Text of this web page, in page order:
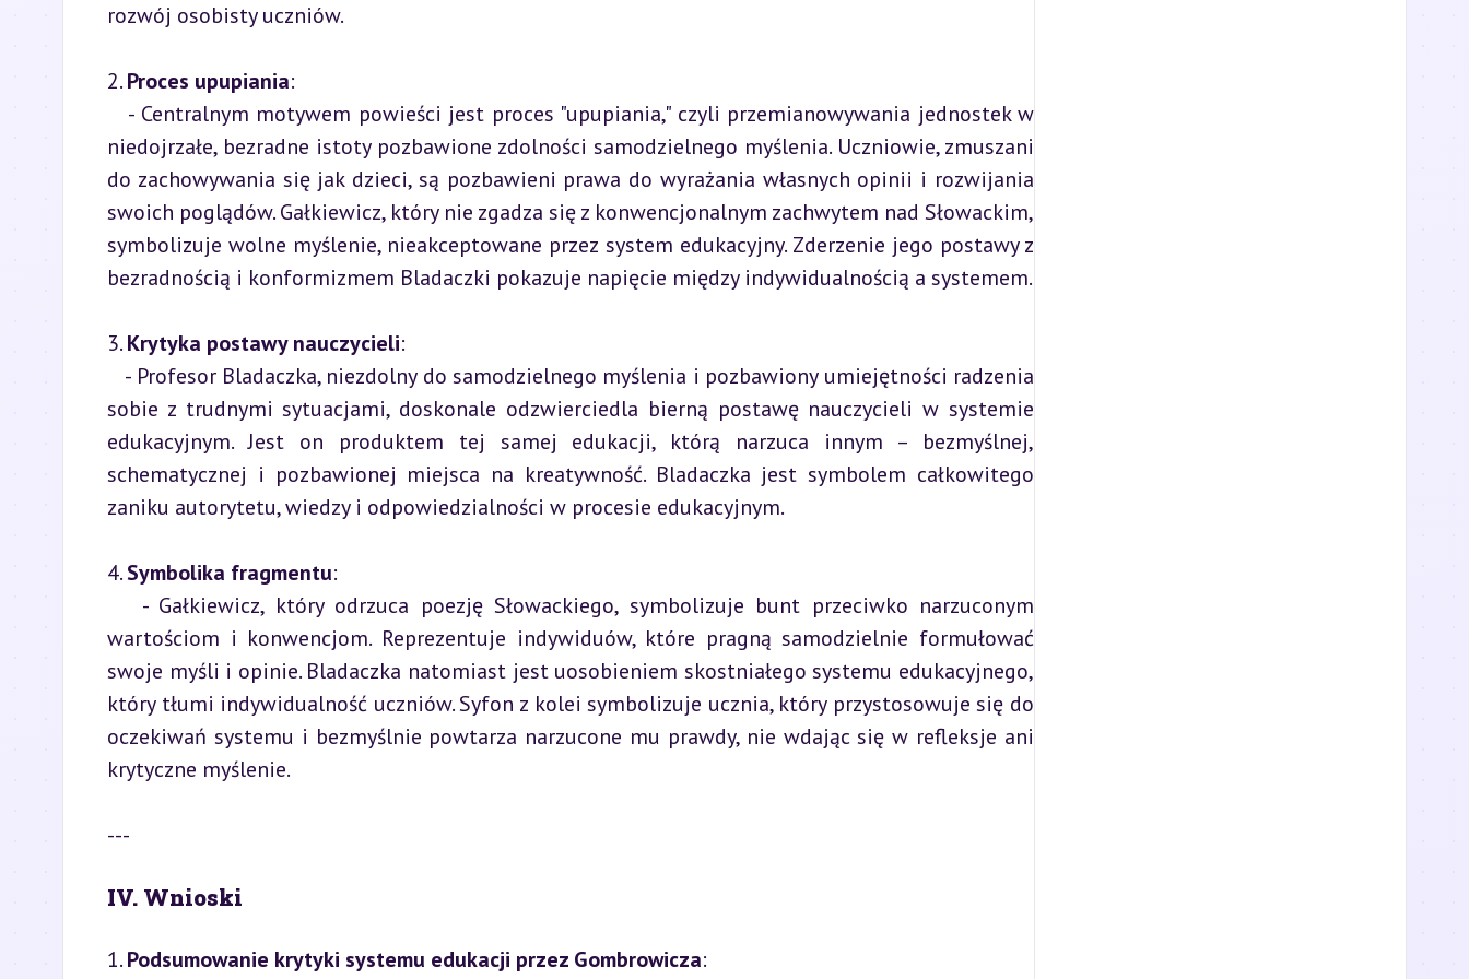
rozwój osobisty uczniów.
2. Proces upupiania:
niedojrzałe, bezradne istoty pozbawione zdolności samodzielnego myślenia. Uczniowie, zmuszani
do zachowywania się jak dzieci, są pozbawieni prawa do wyrażania własnych opinii i rozwijania
swoich poglądów. Gałkiewicz, który nie zgadza się z konwencjonalnym zachwytem nad Słowackim,
symbolizuje wolne myślenie, nieakceptowane przez system edukacyjny. Zderzenie jego postawy z
bezradnością i konformizmem Bladaczki pokazuje napięcie między indywidualnością a systemem.
3. Krytyka postawy nauczycieli:
sobie z trudnymi sytuacjami, doskonale odzwierciedla bierną postawę nauczycieli w systemie
edukacyjnym. Jest on produktem tej samej edukacji, którą narzuca innym – bezmyślnej,
schematycznej i pozbawionej miejsca na kreatywność. Bladaczka jest symbolem całkowitego
zaniku autorytetu, wiedzy i odpowiedzialności w procesie edukacyjnym.
4. Symbolika fragmentu:
wartościom i konwencjom. Reprezentuje indywiduów, które pragną samodzielnie formułować
swoje myśli i opinie. Bladaczka natomiast jest uosobieniem skostniałego systemu edukacyjnego,
który tłumi indywidualność uczniów. Syfon z kolei symbolizuje ucznia, który przystosowuje się do
oczekiwań systemu i bezmyślnie powtarza narzucone mu prawdy, nie wdając się w refleksje ani
krytyczne myślenie.
---
IV. Wnioski
1. Podsumowanie krytyki systemu edukacji przez Gombrowicza: